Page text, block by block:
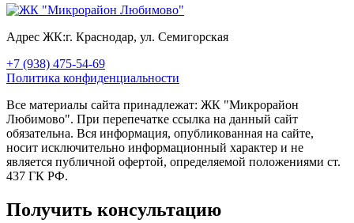
Адрес ЖК:г. Краснодар, ул. Семигорская
+7 (938) 475-54-69
Политика конфиденциальности
Все материалы сайта принадлежат: ЖК "Микрорайон
Любимово". При перепечатке ссылка на данный сайт
обязательна. Вся информация, опубликованная на сайте,
носит исключительно информационный характер и не
является публичной офертой, определяемой положениями ст.
437 ГК РФ.
Получить консультацию